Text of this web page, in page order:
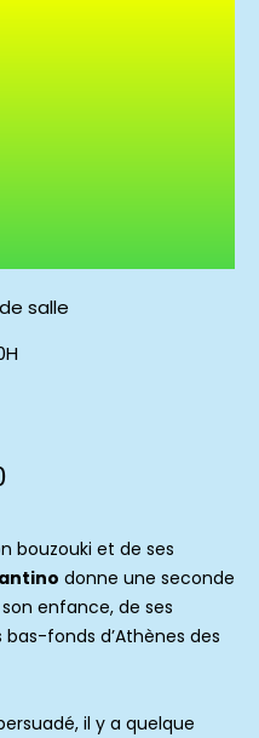
salle
bouzouki et de ses
donne une seconde
enfance, de ses
fonds d’Athènes des
il y a quelque